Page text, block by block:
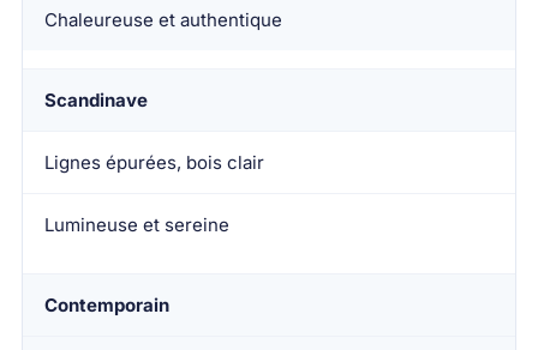
Chaleureuse et authentique
Scandinave
Lignes épurées, bois clair
Lumineuse et sereine
Contemporain